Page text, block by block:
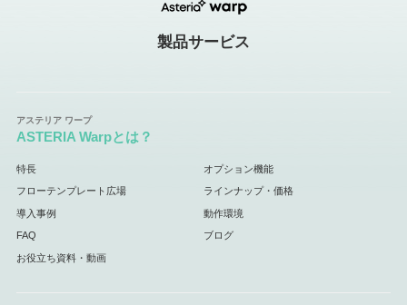
製品サービス
ASTERIA Warpとは？
特長 オプション機能
フローテンプレート広場 ラインナップ・価格
導入事例 動作環境
FAQ ブログ
お役立ち資料・動画